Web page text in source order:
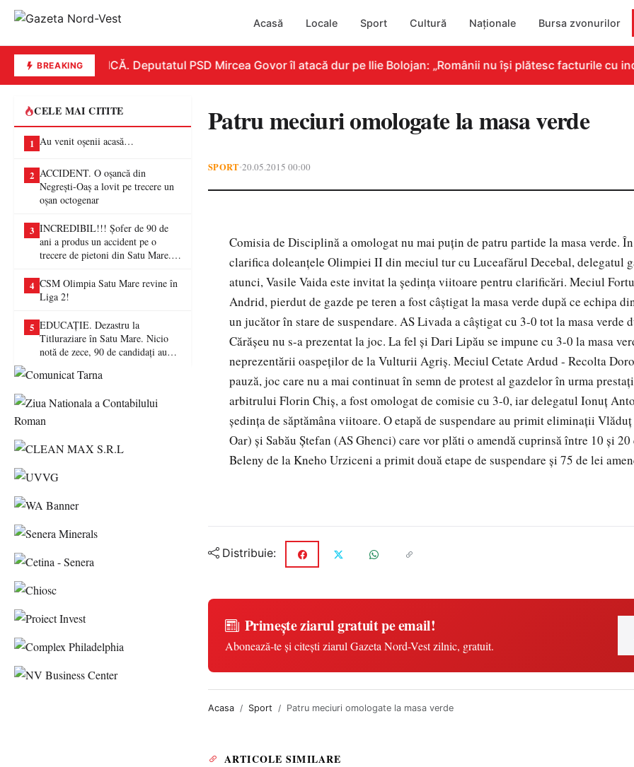
Acasă Locale Sport Cultură Naționale Bursa zvonurilor
BREAKINGREPLICĂ. Deputatul PSD Mircea Govor îl atacă dur pe Ilie Bolojan: „Românii nu își plătesc facturile cu
CELE MAI CITITE
1 Au venit oșenii acasă…
2 ACCIDENT. O oșancă din
Negrești-Oaș a lovit pe trecere un
oșan octogenar
3 INCREDIBIL!!! Șofer de 90 de
ani a produs un accident pe o
trecere de pietoni din Satu Mare. O
4 CSM Olimpia Satu Mare revine în
Liga 2!
5 EDUCAȚIE. Dezastru la
Titluraziare în Satu Mare. Nicio
notă de zece, 90 de candidați au
Patru meciuri omologate la masa verde
SPORT•20.05.2015 00:00
Comisia de Disciplină a omologat nu mai puţin de patru partide la masa verde.
clarifica doleanţele Olimpiei II din meciul tur cu Luceafărul Decebal, delegatul
atunci, Vasile Vaida este invitat la şedinţa viitoare pentru clarificări. Meciul
Andrid, pierdut de gazde pe teren a fost câştigat la masa verde după ce echipa
un jucător în stare de suspendare. AS Livada a câştigat cu 3-0 tot la masa verde
Cărăşeu nu s-a prezentat la joc. La fel şi Dari Lipău se impune cu 3-0 la masa
neprezentării oaspeţilor de la Vulturii Agriş. Meciul Cetate Ardud - Recolta
pauză, joc care nu a mai continuat în semn de protest al gazdelor în urma
arbitrului Florin Chiş, a fost omologat de comisie cu 3-0, iar delegatul Ionuţ
şedinţa de săptămâna viitoare. O etapă de suspendare au primit eliminaţii
Oar) şi Sabău Ştefan (AS Ghenci) care vor plăti o amendă cuprinsă între 10 şi
Beleny de la Kneho Urziceni a primit două etape de suspendare şi 75 de lei
Distribuie:
Primește ziarul gratuit pe email!
Abonează-te și citești ziarul Gazeta Nord-Vest zilnic, gratuit.
Acasa Sport Patru meciuri omologate la masa verde
ARTICOLE SIMILARE